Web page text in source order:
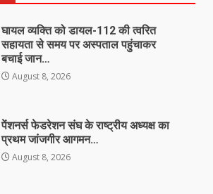
घायल व्यक्ति को डायल-112 की त्वरित
सहायता से समय पर अस्पताल पहुंचाकर
बचाई जान…
August 8, 2026
पेंशनर्स फेडरेशन संघ के राष्ट्रीय अध्यक्ष का
प्रथम जांजगीर आगमन…
August 8, 2026